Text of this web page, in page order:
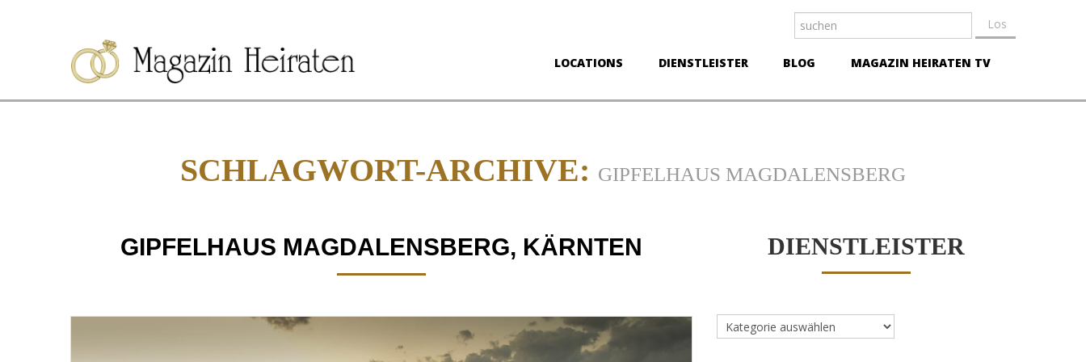
LOCATIONS DIENSTLEISTER BLOG MAGAZIN HEIRATEN TV
SCHLAGWORT-ARCHIVE: GIPFELHAUS MAGDALENSBERG
GIPFELHAUS MAGDALENSBERG, KÄRNTEN DIENSTLEISTER
Dienstleister